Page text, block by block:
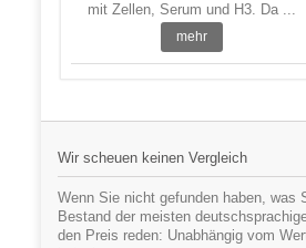
mit Zellen, Serum und H3. Da ...
mehr
Wir scheuen keinen Vergleich
Wenn Sie nicht gefunden haben, was
Bestand der meisten
den Preis reden: Unabhängig vom